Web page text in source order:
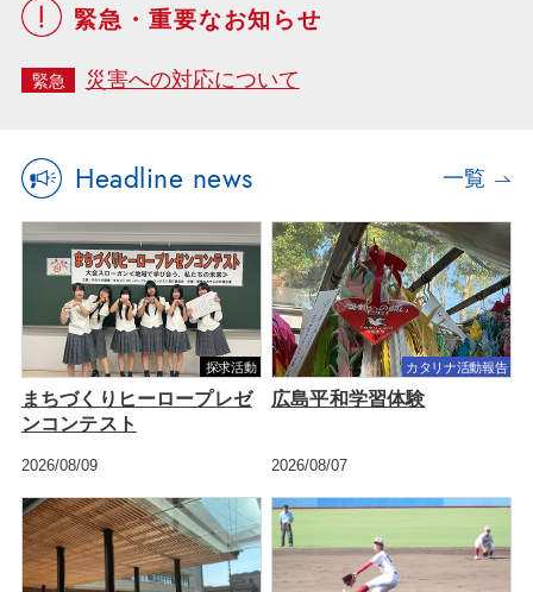
緊急・重要なお知らせ
災害への対応について
Headline news 一覧
探求活動
まちづくりヒーロープレゼ
ンコンテスト
2026/08/09
カタリナ活動報告
広島平和学習体験
2026/08/07